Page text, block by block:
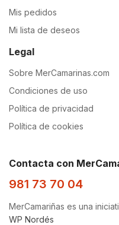
Mis pedidos
Mi lista de deseos
Legal
Sobre MerCamarinas.com
Condiciones de uso
Política de privacidad
Política de cookies
Contacta con
981 73 70 04
MerCamariñas es una
WP Nordés